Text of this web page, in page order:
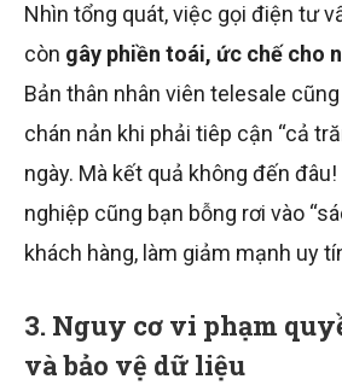
Nhìn tổng quát, việc gọi điện tư
còn gây phiền toái, ức chế cho
Bản thân nhân viên telesale
chán nản khi phải tiêp cận “cả
ngày. Mà kết quả không đến
nghiệp cũng bạn bỗng rơi vào
khách hàng, làm giảm mạnh uy
3. Nguy cơ vi phạm
và bảo vệ dữ liệu